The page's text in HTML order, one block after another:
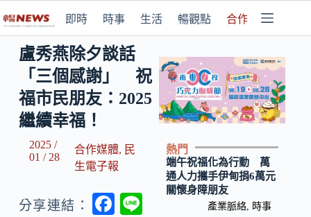
即時 時事 生活 暢觀點 合作媒體
盧秀燕除夕談話
「三個感謝」 祝
福市民朋友：2025
繼續幸福！
2025 /
01 / 28
合作媒體, 民
生電子報
分享連結：
F
熱門
端午祝福化為行動 萬
通人力攜手伊甸捐6萬元
關懷身障朋友
產業脈絡 時事